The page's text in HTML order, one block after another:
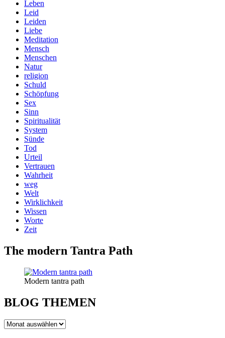
Leben
Leid
Leiden
Liebe
Meditation
Mensch
Menschen
Natur
religion
Schuld
Schöpfung
Sex
Sinn
Spiritualität
System
Sünde
Tod
Urteil
Vertrauen
Wahrheit
weg
Welt
Wirklichkeit
Wissen
Worte
Zeit
The modern Tantra Path
Modern tantra path
BLOG THEMEN
BLOG